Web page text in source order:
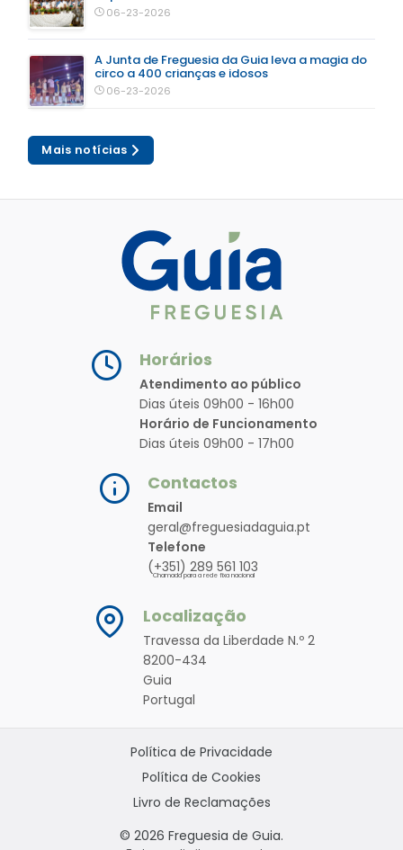
06-23-2026
A Junta de Freguesia da Guia leva a magia do
circo a 400 crianças e idosos
06-23-2026
Mais notícias
Horários
Atendimento ao público
Dias úteis 09h00 - 16h00
Horário de Funcionamento
Dias úteis 09h00 - 17h00
Contactos
Email
geral@freguesiadaguia.pt
Telefone
(+351) 289 561 103
Chamada para a rede fixa nacional
Localização
Travessa da Liberdade N.º 2
8200-434
Guia
Portugal
Política de Privacidade
Política de Cookies
Livro de Reclamações
© 2026 Freguesia de Guia.